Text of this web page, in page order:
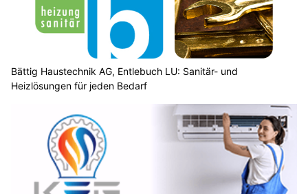
Bättig Haustechnik AG, Entlebuch LU: Sanitär- und
Heizlösungen für jeden Bedarf